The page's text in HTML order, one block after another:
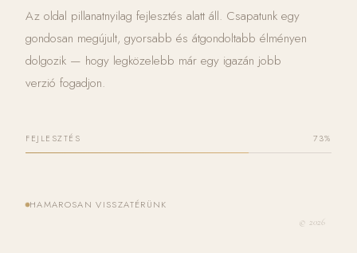
Az oldal pillanatnyilag fejlesztés alatt áll. Csapatunk egy
gondosan megújult, gyorsabb és átgondoltabb élményen
dolgozik — hogy legközelebb már egy igazán jobb
verzió fogadjon.
FEJLESZTÉS 73%
HAMAROSAN VISSZATÉRÜNK
© 2026